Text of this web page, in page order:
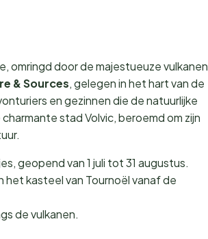
omringd door de majestueuze vulkanen
& Sources, gelegen in het hart van de
en gezinnen die de natuurlijke
stad Volvic, beroemd om zijn
geopend van 1 juli tot 31 augustus.
kasteel van Tournoël vanaf de
de vulkanen.